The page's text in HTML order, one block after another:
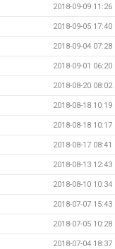
2018-09-09 11:26
2018-09-05 17:40
2018-09-04 07:28
2018-09-01 06:20
2018-08-20 08:02
2018-08-18 10:19
2018-08-18 10:17
2018-08-17 08:41
2018-08-13 12:43
2018-08-10 10:34
2018-07-07 15:43
2018-07-05 10:28
2018-07-04 18:37